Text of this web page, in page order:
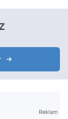
Reklam